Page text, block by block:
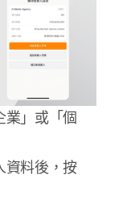
業」或「個
資料後，按